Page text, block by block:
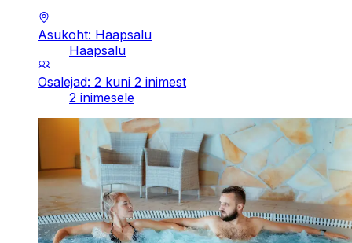
Asukoht: Haapsalu
Haapsalu
Osalejad: 2 kuni 2 inimest
2 inimesele